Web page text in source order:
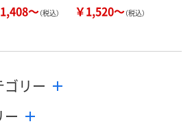
～（税込） ￥1,520～（税込）
リー
ー